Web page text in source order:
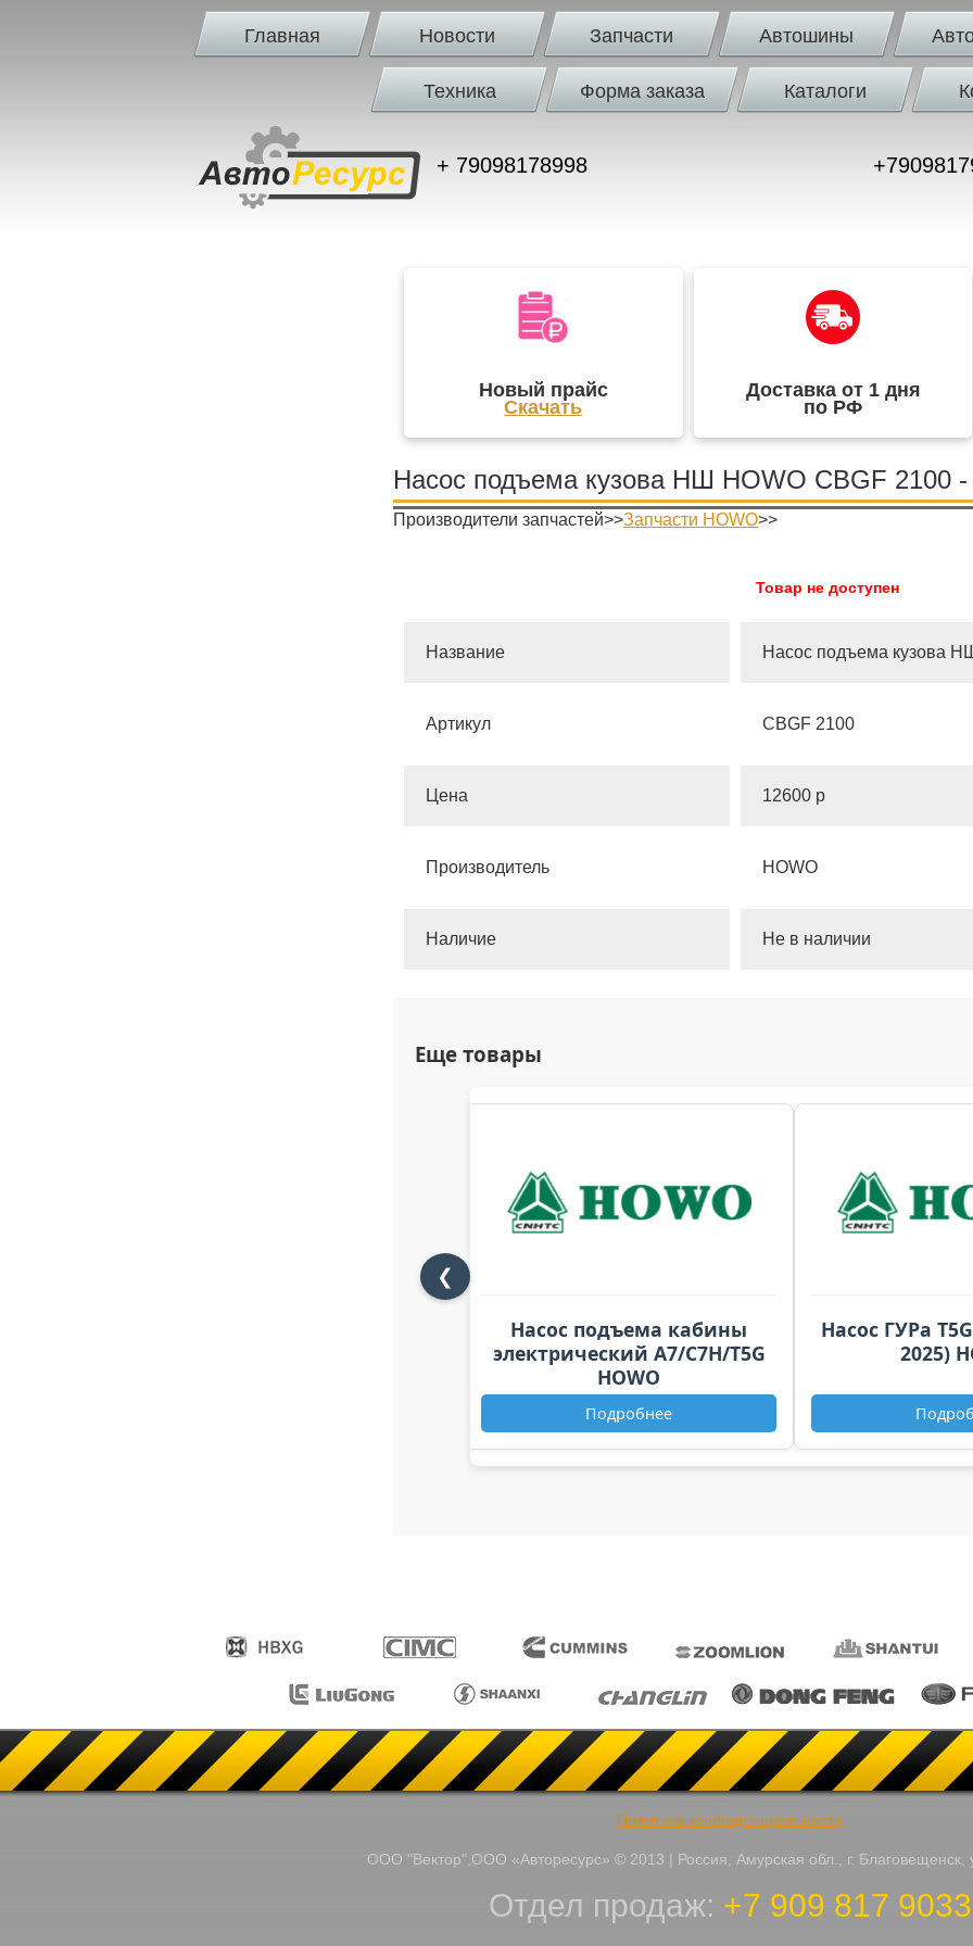
Главная Новости Запчасти Автошины
Техника Форма заказа Каталоги
+ 79098178998
Новый прайс
Скачать
Доставка от 1 дня
по РФ
Насос подъема кузова НШ HOWO CBGF 2100 -
Производители запчастей>>Запчасти HOWO>>
Товар не доступен
Название Насос подъема кузова
Артикул CBGF 2100
Цена 12600 р
Производитель HOWO
Наличие Не в наличии
Политика конфиденциальности
ООО "Вектор",ООО «Авторесурс» © 2013 | Россия, Амурская обл., г. Благовещенск,
Отдел продаж: +7 909 817 9033